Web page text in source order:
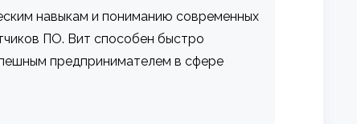
навыкам и пониманию современных
ПО. Вит способен быстро
предпринимателем в сфере